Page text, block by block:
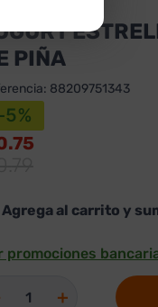
PIÑA
: 88209751343
5%
Agrega al carrito y
promociones
＋